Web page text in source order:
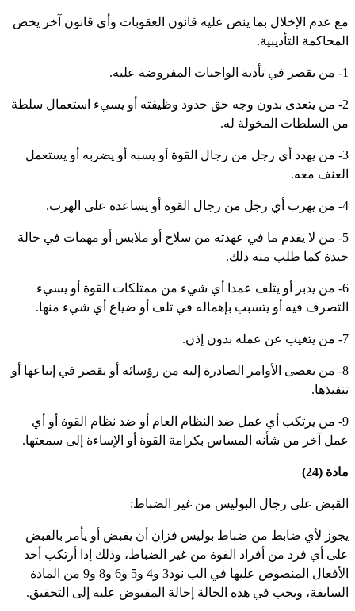
عدم الإخلال بما ينص عليه قانون العقوبات وأي قانون آخر يخص
التأديبية.
2- من يتعدى بدون وجه حق حدود وظيفته أو يسيء استعمال سلطة
السلطات المخولة له.
3- من يهدد أي رجل من رجال القوة أو يسبه أو يضربه أو يستعمل
معه.
5- من لا يقدم ما في عهدته من سلاح أو ملابس أو مهمات في حالة
كما طلب منه ذلك.
6- من يدبر أو يتلف عمدا أي شيء من ممتلكات القوة أو يسيء
فيه أو يتسبب بإهماله في تلف أو ضياع أي شيء منها.
8- من يعصى الأوامر الصادرة إليه من رؤسائه أو يقصر في إتباعها أو
9- من يرتكب أي عمل ضد النظام العام أو ضد نظام القوة أو أي
آخر من شأنه المساس بكرامة القوة أو الإساءة إلى سمعتها.
(24)
على رجال البوليس من غير الضباط:
لأي ضابط من ضباط بوليس فزان أن يقبض أو يأمر بالقبض
أي فرد من أفراد القوة من غير الضباط، وذلك إذا أرتكب أحد
الأفعال المنصوص عليها في الب نود3 و4 و5 و6 و8 و9 من المادة
ويجب في هذه الحالة إحالة المقبوض عليه إلى التحقيق.